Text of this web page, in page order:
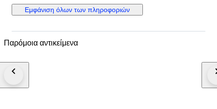
central. Cristal: Zafiro esférico antirreflectante Correa: Piel marrón. Cierre:
Titanio con PVD negro. Con logo. Con pulsadores. Deployante de
50.7 mm. Grueso: 14.3 mm. Anchura entre asas: 22.5 mm. Anchura cierre:
madera. Documentación completa Precio de tarifa (PVP): 14000€
Εμφάνιση όλων των πληροφοριών
Παρόμοια αντικείμενα